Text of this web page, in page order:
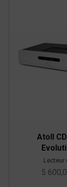
Atoll
Lecteur
5